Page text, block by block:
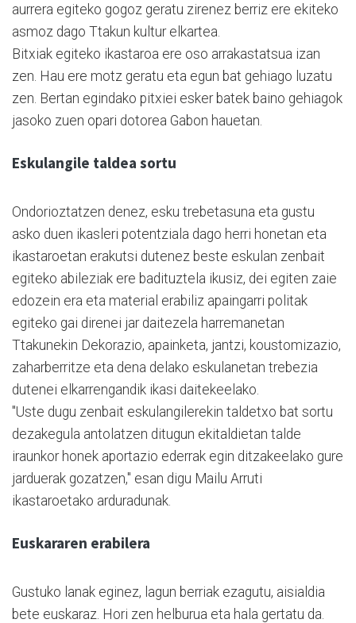
aurrera egiteko gogoz geratu zirenez berriz ere ekiteko
asmoz dago Ttakun kultur elkartea.
Bitxiak egiteko ikastaroa ere oso arrakastatsua izan
zen. Hau ere motz geratu eta egun bat gehiago luzatu
zen. Bertan egindako pitxiei esker batek baino gehiagok
jasoko zuen opari dotorea Gabon hauetan.
Eskulangile taldea sortu
Ondorioztatzen denez, esku trebetasuna eta gustu
asko duen ikasleri potentziala dago herri honetan eta
ikastaroetan erakutsi dutenez beste eskulan zenbait
egiteko abileziak ere badituztela ikusiz, dei egiten zaie
edozein era eta material erabiliz apaingarri politak
egiteko gai direnei jar daitezela harremanetan
Ttakunekin Dekorazio, apainketa, jantzi, koustomizazio,
zaharberritze eta dena delako eskulanetan trebezia
dutenei elkarrengandik ikasi daitekeelako.
"Uste dugu zenbait eskulangilerekin taldetxo bat sortu
dezakegula antolatzen ditugun ekitaldietan talde
iraunkor honek aportazio ederrak egin ditzakeelako gure
jarduerak gozatzen," esan digu Mailu Arruti
ikastaroetako arduradunak.
Euskararen erabilera
Gustuko lanak eginez, lagun berriak ezagutu, aisialdia
bete euskaraz. Hori zen helburua eta hala gertatu da.